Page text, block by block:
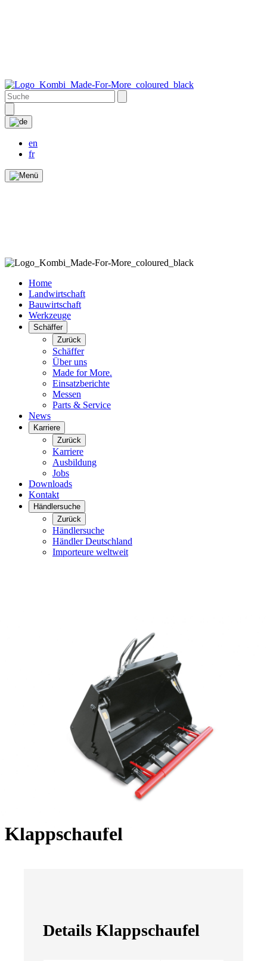
en
fr
Home
Landwirtschaft
Bauwirtschaft
Werkzeuge
Schäffer
Zurück
Schäffer
Über uns
Made for More.
Einsatzberichte
Messen
Parts & Service
News
Karriere
Zurück
Karriere
Ausbildung
Jobs
Downloads
Kontakt
Händlersuche
Zurück
Händlersuche
Händler Deutschland
Importeure weltweit
Klappschaufel
Details Klappschaufel